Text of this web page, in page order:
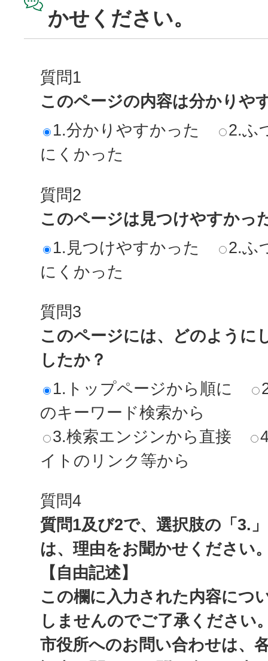
かせください。
質問1
このページの内容は分かりや
1.分かりやすかった
2.ふ
にくかった
質問2
このページは見つけやすかっ
1.見つけやすかった
2.ふ
にくかった
質問3
このページには、どのように
したか？
1.トップページから順に
のキーワード検索から
3.検索エンジンから直接
イトのリンク等から
質問4
質問1及び2で、選択肢の「3.
は、理由をお聞かせください
【自由記述】
この欄に入力された内容につ
しませんのでご了承ください
市役所へのお問い合わせは、